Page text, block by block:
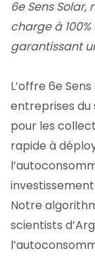
6e Sens
charge à
garantissant
L’offre 6e
entreprises du
pour les
rapide à
Notre
scientists